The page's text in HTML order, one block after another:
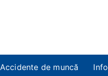
Accidente de muncă